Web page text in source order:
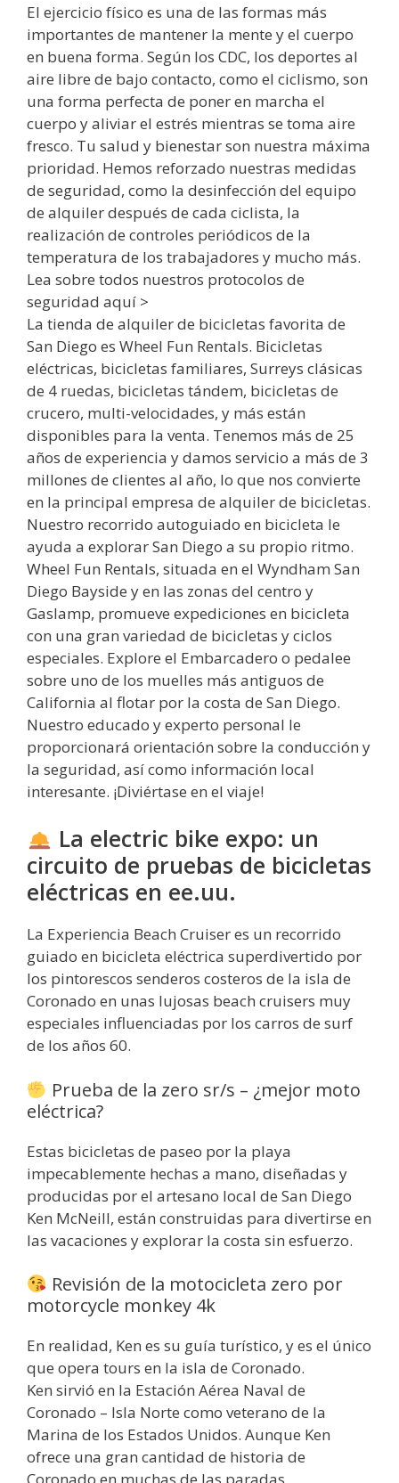
El ejercicio físico es una de las formas más
importantes de mantener la mente y el cuerpo
en buena forma. Según los CDC, los deportes al
aire libre de bajo contacto, como el ciclismo, son
una forma perfecta de poner en marcha el
cuerpo y aliviar el estrés mientras se toma aire
fresco. Tu salud y bienestar son nuestra máxima
prioridad. Hemos reforzado nuestras medidas
de seguridad, como la desinfección del equipo
de alquiler después de cada ciclista, la
realización de controles periódicos de la
temperatura de los trabajadores y mucho más.
Lea sobre todos nuestros protocolos de
seguridad aquí >
La tienda de alquiler de bicicletas favorita de
San Diego es Wheel Fun Rentals. Bicicletas
eléctricas, bicicletas familiares, Surreys clásicas
de 4 ruedas, bicicletas tándem, bicicletas de
crucero, multi-velocidades, y más están
disponibles para la venta. Tenemos más de 25
años de experiencia y damos servicio a más de 3
millones de clientes al año, lo que nos convierte
en la principal empresa de alquiler de bicicletas.
Nuestro recorrido autoguiado en bicicleta le
ayuda a explorar San Diego a su propio ritmo.
Wheel Fun Rentals, situada en el Wyndham San
Diego Bayside y en las zonas del centro y
Gaslamp, promueve expediciones en bicicleta
con una gran variedad de bicicletas y ciclos
especiales. Explore el Embarcadero o pedalee
sobre uno de los muelles más antiguos de
California al flotar por la costa de San Diego.
Nuestro educado y experto personal le
proporcionará orientación sobre la conducción y
la seguridad, así como información local
interesante. ¡Diviértase en el viaje!
La electric bike expo: un
circuito de pruebas de bicicletas
eléctricas en ee.uu.
La Experiencia Beach Cruiser es un recorrido
guiado en bicicleta eléctrica superdivertido por
los pintorescos senderos costeros de la isla de
Coronado en unas lujosas beach cruisers muy
especiales influenciadas por los carros de surf
de los años 60.
Prueba de la zero sr/s – ¿mejor moto
eléctrica?
Estas bicicletas de paseo por la playa
impecablemente hechas a mano, diseñadas y
producidas por el artesano local de San Diego
Ken McNeill, están construidas para divertirse en
las vacaciones y explorar la costa sin esfuerzo.
Revisión de la motocicleta zero por
motorcycle monkey 4k
En realidad, Ken es su guía turístico, y es el único
que opera tours en la isla de Coronado.
Ken sirvió en la Estación Aérea Naval de
Coronado – Isla Norte como veterano de la
Marina de los Estados Unidos. Aunque Ken
ofrece una gran cantidad de historia de